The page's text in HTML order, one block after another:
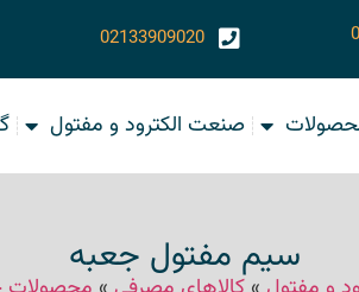
02133909020
صنعت الکترود و مفتول
سیم مفتول جعبه